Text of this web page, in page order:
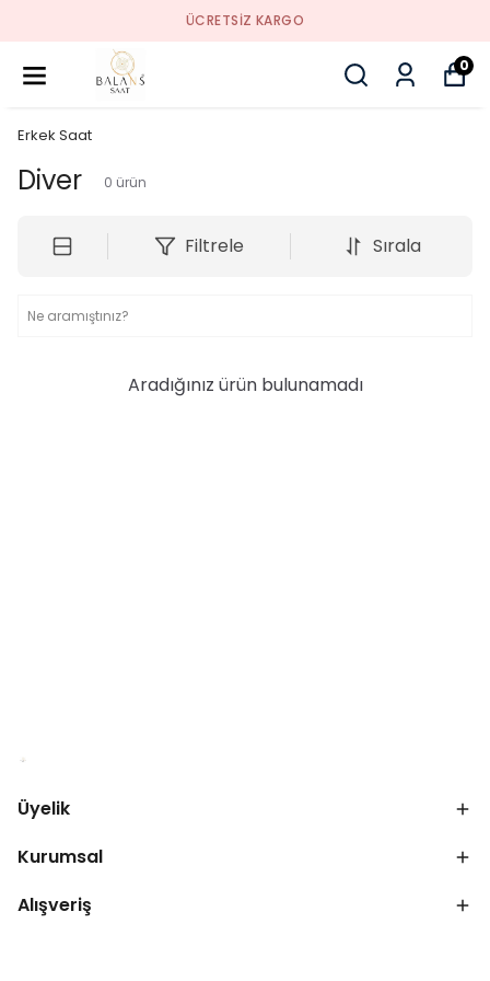
ÜCRETSIZ KARGO
0
Erkek Saat
Diver 0 ürün
Filtrele Sırala
Aradığınız ürün bulunamadı
Üyelik
Kurumsal
Alışveriş